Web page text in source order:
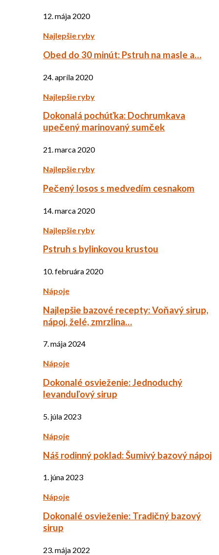
12. mája 2020
Najlepšie ryby
Obed do 30 minút: Pstruh na masle a…
24. apríla 2020
Najlepšie ryby
Dokonalá pochúťka: Dochrumkava
upečený marinovaný sumček
21. marca 2020
Najlepšie ryby
Pečený losos s medvedím cesnakom
14. marca 2020
Najlepšie ryby
Pstruh s bylinkovou krustou
10. februára 2020
Nápoje
Najlepšie bazové recepty: Voňavý sirup,
nápoj, želé, zmrzlina…
7. mája 2024
Nápoje
Dokonalé osvieženie: Jednoduchý
levanduľový sirup
5. júla 2023
Nápoje
Náš rodinný poklad: Šumivý bazový nápoj
1. júna 2023
Nápoje
Dokonalé osvieženie: Tradičný bazový
sirup
23. mája 2022